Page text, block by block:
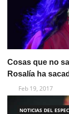
Cosas que no
Rosalía ha
Feb 19, 2017
NOTICIAS DEL